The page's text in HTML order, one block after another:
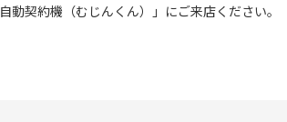
契約機（むじんくん）」にご来店ください。